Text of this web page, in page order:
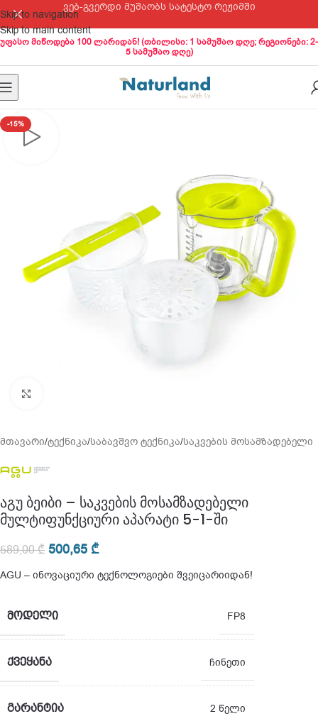
Skip to navigation
Skip to main content
ვებ-გვერდი მუშაობს სატესტო რეჟიმში
უფასო მიწოდება 100 ლარიდან! (თბილისი: 1 სამუშაო დღე; რეგიონები: 2-
5 სამუშაო დღე)
-15%
მთავარი/ტექნიკა/საბავშვო ტექნიკა/საკვების მოსამზადებელი
აგუ ბეიბი – საკვების მოსამზადებელი
მულტიფუნქციური აპარატი 5-1-ში
589,00₾ 500,65 ₾
AGU – ინოვაციური ტექნოლოგიები შვეიცარიიდან!
ᲛᲝᲓᲔᲚᲘ FP8
ᲥᲕᲔᲧᲐᲜᲐ ჩინეთი
ᲒᲐᲠᲐᲜᲢᲘᲐ 2 წელი